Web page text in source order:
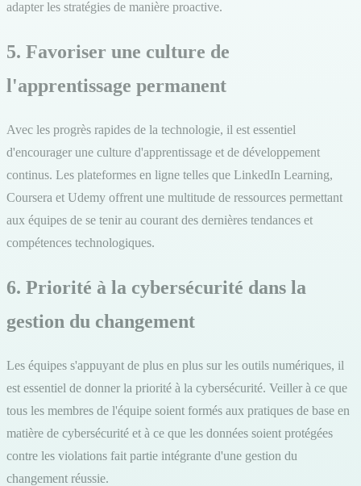
adapter les stratégies de manière proactive.
5. Favoriser une culture de
l'apprentissage permanent
Avec les progrès rapides de la technologie, il est essentiel
d'encourager une culture d'apprentissage et de développement
continus. Les plateformes en ligne telles que LinkedIn Learning,
Coursera et Udemy offrent une multitude de ressources permettant
aux équipes de se tenir au courant des dernières tendances et
compétences technologiques.
6. Priorité à la cybersécurité dans la
gestion du changement
Les équipes s'appuyant de plus en plus sur les outils numériques, il
est essentiel de donner la priorité à la cybersécurité. Veiller à ce que
tous les membres de l'équipe soient formés aux pratiques de base en
matière de cybersécurité et à ce que les données soient protégées
contre les violations fait partie intégrante d'une gestion du
changement réussie.